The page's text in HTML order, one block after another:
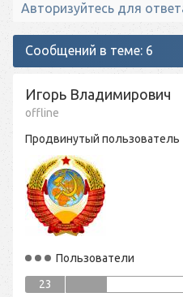
Авторизуйтесь для
Сообщений в теме: 6
offline
Игорь Владимирович
Продвинутый пользователь
Пользователи
23